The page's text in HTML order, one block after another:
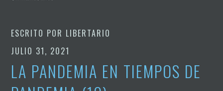
ESCRITO POR LIBERTARIO
JULIO 31, 2021
LA PANDEMIA EN TIEMPOS DE